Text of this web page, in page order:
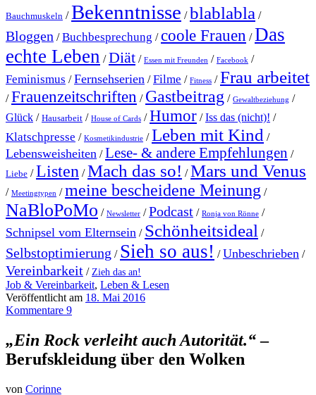
Bauchmuskeln /Bekenntnisse /blablabla /
Bloggen /Buchbesprechung /coole Frauen /Das
echte Leben /Diät / Essen mit Freunden / Facebook /
Feminismus /Fernsehserien /Filme / Fitness /Frau arbeitet
/Frauenzeitschriften / Gastbeitrag / Gewaltbeziehung /
Glück / Hausarbeit / House of Cards /Humor /Iss das (nicht)! /
Klatschpresse / Kosmetikindustrie /Leben mit Kind /
Lebensweisheiten /Lese- & andere Empfehlungen /
Liebe /Listen /Mach das so! /Mars und Venus
/ Meetingtypen /meine bescheidene Meinung /
NaBloPoMo / Newsletter /Podcast / Ronja von Rönne /
Schnipsel vom Elternsein / Schönheitsideal /
Selbstoptimierung / Sieh so aus! /Unbeschrieben /
Vereinbarkeit / Zieh das an!
Job & Vereinbarkeit, Leben & Lesen
Veröffentlicht am 18. Mai 2016
Kommentare 9
„Ein Rock verleiht auch Autorität.“–
Berufskleidung über den Wolken
von Corinne